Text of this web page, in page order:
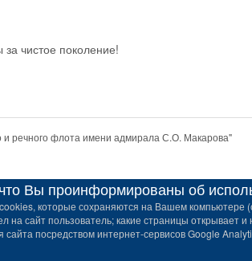
чистое поколение!
речного флота имени адмирала С.О. Макарова"
Вы проинформированы об
которые сохраняются на Вашем
сайт пользователь; какие страницы открывает
посредством интернет-сервисов Google